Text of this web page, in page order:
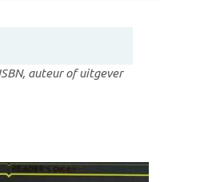
auteur of uitgever